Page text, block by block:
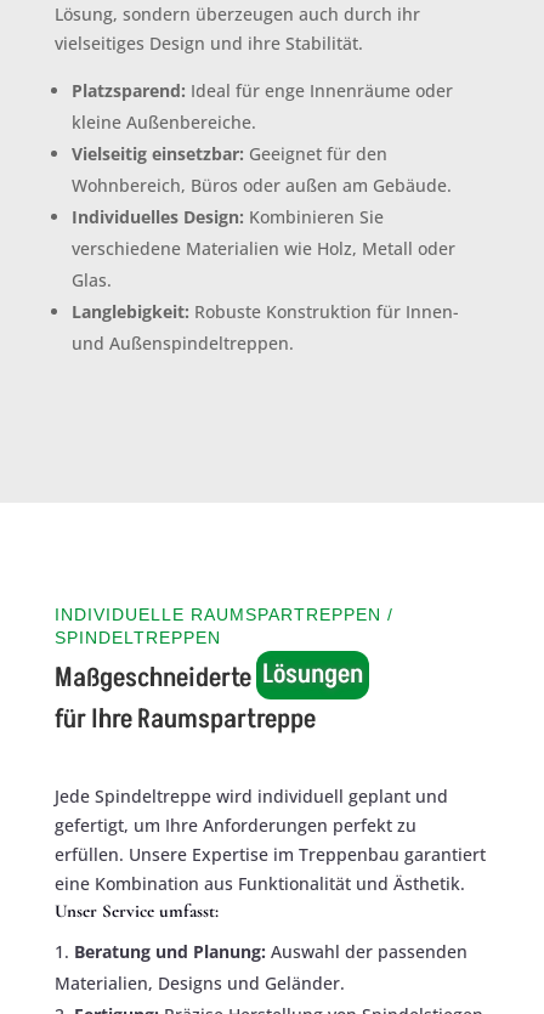
Lösung, sondern überzeugen auch durch ihr
vielseitiges Design und ihre Stabilität.
Platzsparend: Ideal für enge Innenräume oder
kleine Außenbereiche.
Vielseitig einsetzbar: Geeignet für den
Wohnbereich, Büros oder außen am Gebäude.
Individuelles Design: Kombinieren Sie
verschiedene Materialien wie Holz, Metall oder
Glas.
Langlebigkeit: Robuste Konstruktion für Innen-
und Außenspindeltreppen.
INDIVIDUELLE RAUMSPARTREPPEN /
SPINDELTREPPEN
Maßgeschneiderte Lösungen
für Ihre Raumspartreppe
Jede Spindeltreppe wird individuell geplant und
gefertigt, um Ihre Anforderungen perfekt zu
erfüllen. Unsere Expertise im Treppenbau garantiert
eine Kombination aus Funktionalität und Ästhetik.
Unser Service umfasst:
Beratung und Planung: Auswahl der passenden
Materialien, Designs und Geländer.